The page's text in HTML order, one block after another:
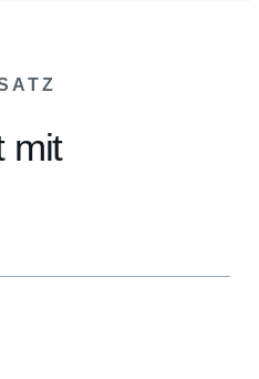
mit